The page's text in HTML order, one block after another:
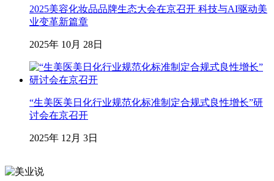
2025美容化妆品品牌生态大会在京召开 科技与AI驱动美
业变革新篇章
2025年 10月 28日
“生美医美日化行业规范化标准制定合规式良性增长”研
讨会在京召开
2025年 12月 3日